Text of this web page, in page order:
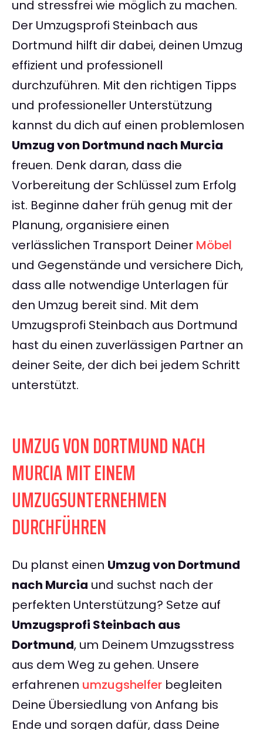
und stressfrei wie möglich zu machen.
Der Umzugsprofi Steinbach aus
Dortmund hilft dir dabei, deinen Umzug
effizient und professionell
durchzuführen. Mit den richtigen Tipps
und professioneller Unterstützung
kannst du dich auf einen problemlosen
Umzug von Dortmund nach Murcia
freuen. Denk daran, dass die
Vorbereitung der Schlüssel zum Erfolg
ist. Beginne daher früh genug mit der
Planung, organisiere einen
verlässlichen Transport Deiner Möbel
und Gegenstände und versichere Dich,
dass alle notwendige Unterlagen für
den Umzug bereit sind. Mit dem
Umzugsprofi Steinbach aus Dortmund
hast du einen zuverlässigen Partner an
deiner Seite, der dich bei jedem Schritt
unterstützt.
UMZUG VON DORTMUND NACH
MURCIA MIT EINEM
UMZUGSUNTERNEHMEN
DURCHFÜHREN
Du planst einen Umzug von Dortmund
nach Murcia und suchst nach der
perfekten Unterstützung? Setze auf
Umzugsprofi Steinbach aus
Dortmund, um Deinem Umzugsstress
aus dem Weg zu gehen. Unsere
erfahrenen umzugshelfer begleiten
Deine Übersiedlung von Anfang bis
Ende und sorgen dafür, dass Deine